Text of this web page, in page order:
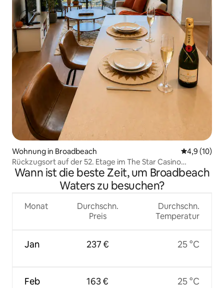
Wohnung in Broadbeach
4,9 (10)
Rückzugsort auf der 52. Etage im The Star Casino
Broadbeach
Wann ist die beste Zeit, um Broadbeach
Waters zu besuchen?
Monat
Jan
Feb
Durchschn.
Preis
237 €
163 €
Durchschn.
Temperatur
25 °C
25 °C